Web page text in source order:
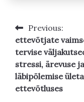
Post
navigation
Previous:
ettevõtjate
tervise
stressi, ärevuse ja
läbipõlemise
ettevõtluses